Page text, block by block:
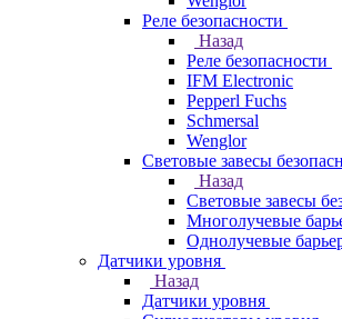
Реле безопасности
Назад
Реле безопасности
IFM Electronic
Pepperl Fuchs
Schmersal
Wenglor
Световые завесы
Назад
Световые завесы
Многолучевые
Однолучевые
Датчики уровня
Назад
Датчики уровня